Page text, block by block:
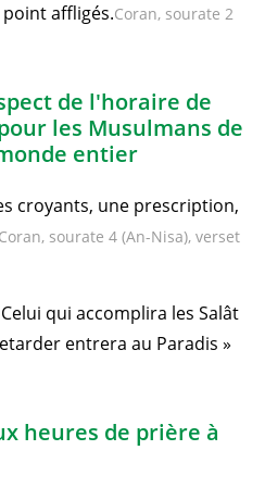
affligés.Coran, sourate 2
de l'horaire de
les Musulmans de
entier
croyants, une prescription,
Coran, sourate 4 (An-Nisa), verset
qui accomplira les Salât
entrera au Paradis »
heures de prière à